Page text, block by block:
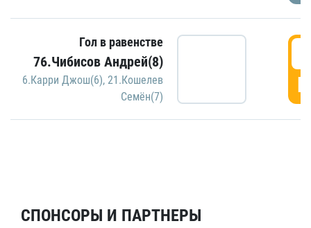
Гол в равенстве
76.Чибисов Андрей(8)
6.Карри Джош(6), 21.Кошелев
Семён(7)
СПОНСОРЫ И ПАРТНЕРЫ